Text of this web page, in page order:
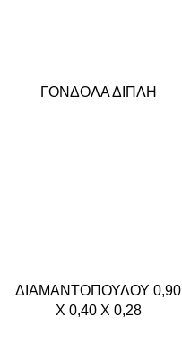
ΓΟΝΔΟΛΑ ΔΙΠΛΗ
ΔΙΑΜΑΝΤΟΠΟΥΛΟΥ 0,90
X 0,40 X 0,28